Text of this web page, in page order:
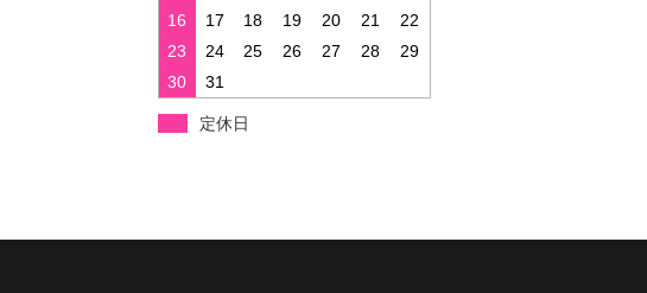
16
17 18 19 20 21
22
23
24 25 26 27 28
29
30
31
定休日